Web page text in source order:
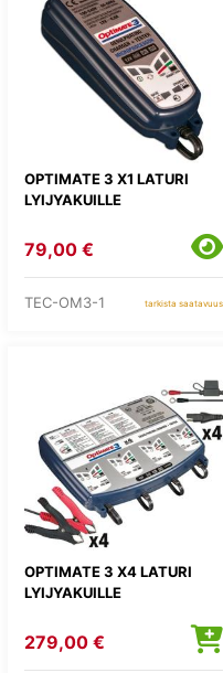
OPTIMATE 3 X1 LATURI
LYIJYAKUILLE
79,00 €
TEC-OM3-1 tarkista saatavuus
OPTIMATE 3 X4 LATURI
LYIJYAKUILLE
279,00 €